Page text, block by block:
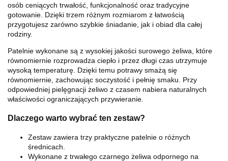
osób ceniących trwałość, funkcjonalność oraz tradycyjne
gotowanie. Dzięki trzem różnym rozmiarom z łatwością
przygotujesz zarówno szybkie śniadanie, jak i obiad dla całej
rodziny.
Patelnie wykonane są z wysokiej jakości surowego żeliwa, które
równomiernie rozprowadza ciepło i przez długi czas utrzymuje
wysoką temperaturę. Dzięki temu potrawy smażą się
równomiernie, zachowując soczystość i pełnię smaku. Przy
odpowiedniej pielęgnacji żeliwo z czasem nabiera naturalnych
właściwości ograniczających przywieranie.
Dlaczego warto wybrać ten zestaw?
Zestaw zawiera trzy praktyczne patelnie o różnych
średnicach.
Wykonane z trwałego czarnego żeliwa odpornego na